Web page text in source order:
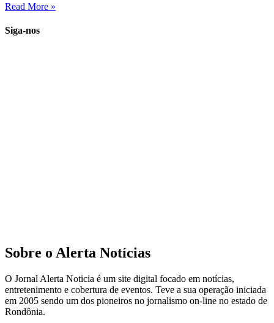
Read More »
Siga-nos
Sobre o Alerta Notícias
O Jornal Alerta Noticia é um site digital focado em notícias,
entretenimento e cobertura de eventos. Teve a sua operação iniciada
em 2005 sendo um dos pioneiros no jornalismo on-line no estado de
Rondônia.